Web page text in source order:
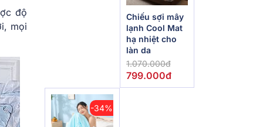
độ
mọi
Chiếu sợi mây
lạnh Cool Mat
hạ nhiệt cho
làn da
1.070.000đ
799.000đ
-34%